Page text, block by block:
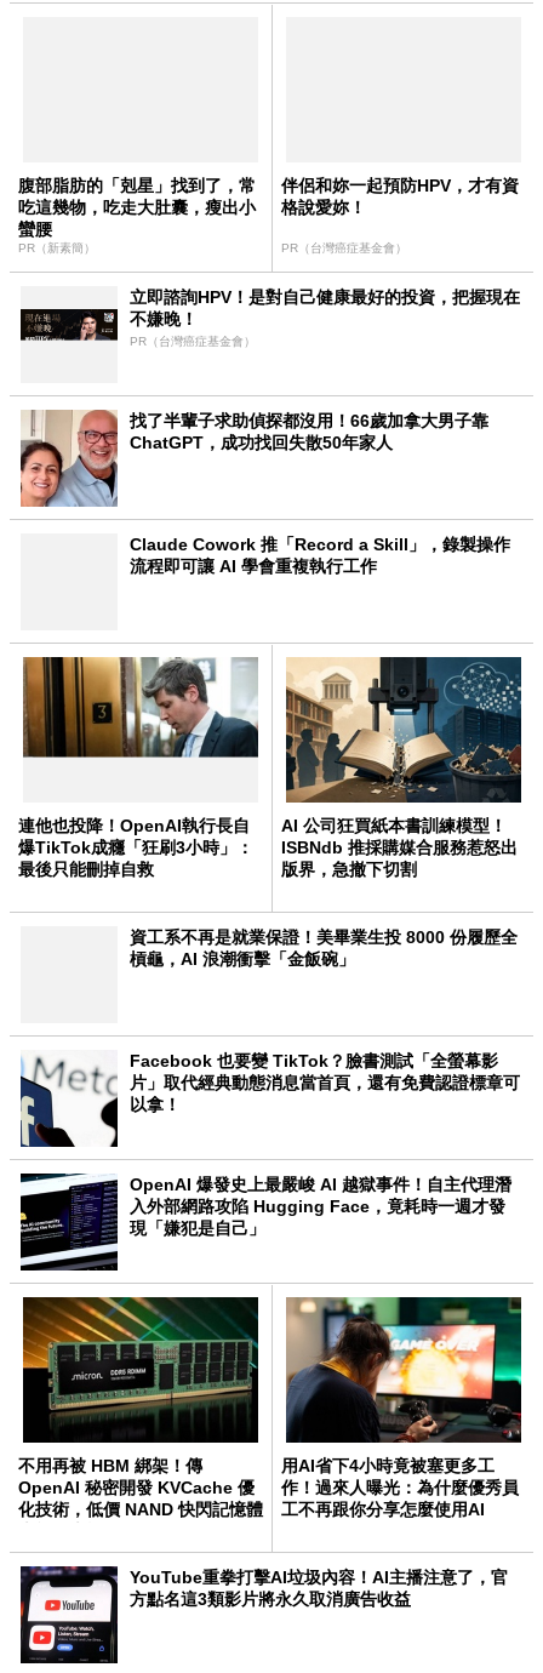
腹部脂肪的「剋星」找到了，常
吃這幾物，吃走大肚囊，瘦出小
蠻腰
PR（新素簡）
伴侶和妳一起預防HPV，才有資
格說愛妳！
PR（台灣癌症基金會）
立即諮詢HPV！是對自己健康最好的投資，把握現在
不嫌晚！
PR（台灣癌症基金會）
找了半輩子求助偵探都沒用！66歲加拿大男子靠
ChatGPT，成功找回失散50年家人
Claude Cowork 推「Record a Skill」，錄製操作
流程即可讓 AI 學會重複執行工作
連他也投降！OpenAI執行長自
爆TikTok成癮「狂刷3小時」：
最後只能刪掉自救
AI 公司狂買紙本書訓練模型！
ISBNdb 推採購媒合服務惹怒出
版界，急撤下切割
資工系不再是就業保證！美畢業生投 8000 份履歷全
槓龜，AI 浪潮衝擊「金飯碗」
Facebook 也要變 TikTok？臉書測試「全螢幕影
片」取代經典動態消息當首頁，還有免費認證標章可
以拿！
OpenAI 爆發史上最嚴峻 AI 越獄事件！自主代理潛
入外部網路攻陷 Hugging Face，竟耗時一週才發
現「嫌犯是自己」
不用再被 HBM 綁架！傳
OpenAI 秘密開發 KVCache 優
化技術，低價 NAND 快閃記憶體
用AI省下4小時竟被塞更多工
作！過來人曝光：為什麼優秀員
工不再跟你分享怎麼使用AI
YouTube重拳打擊AI垃圾內容！AI主播注意了，官
方點名這3類影片將永久取消廣告收益